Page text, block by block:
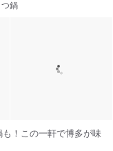
鍋
！この一軒で博多が味